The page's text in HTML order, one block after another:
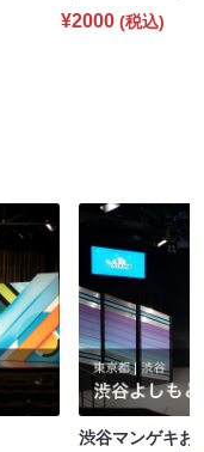
¥2000 (税込)
渋谷マンゲキ